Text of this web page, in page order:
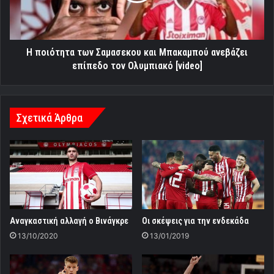
ανεβάζει
επίπεδο
τον
Ολυμπιακό
Η ποιότητα των Σαμασεκου και Μπακαμπού ανεβάζει
επίπεδο τον Ολυμπιακό [video]
Σχετικά Άρθρα
Aναγκαστική αλλαγή o Βινάγκρε
13/10/2020
Οι σκέψεις για την ενδεκάδα
13/01/2019